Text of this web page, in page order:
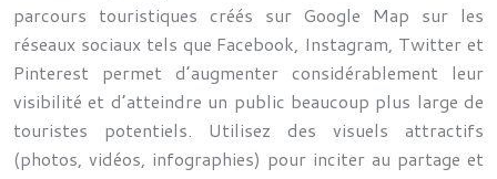
parcours touristiques créés sur Google Map sur les
réseaux sociaux tels que Facebook, Instagram, Twitter et
Pinterest permet d’augmenter considérablement leur
visibilité et d’atteindre un public beaucoup plus large de
touristes potentiels. Utilisez des visuels attractifs
(photos, vidéos, infographies) pour inciter au partage et